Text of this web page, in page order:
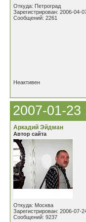
Откуда: Петроград
Зарегистрирован: 2006-04-
Сообщений: 2261
Неактивен
2007-01-23
Аркадий Эйдман
Автор сайта
Откуда: Москва
Зарегистрирован: 2006-07-
Сообщений: 9237